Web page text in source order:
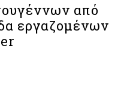
από
εργαζομένων